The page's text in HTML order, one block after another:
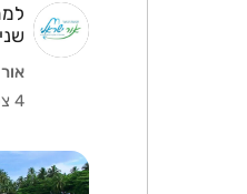
4 צפיות